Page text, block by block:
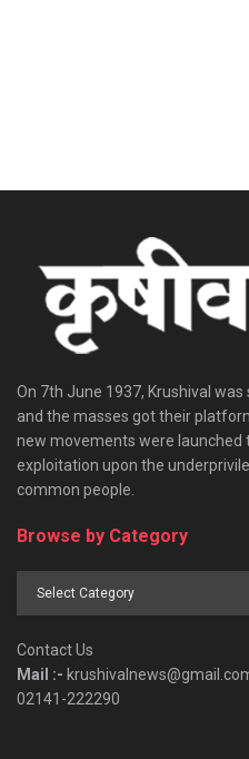
On 7th June 1937, Krushival
and the masses got their
new movements were launched
exploitation upon the
common people.
Browse by Category
Browse
Contact Us
Mail :-
02141-222290